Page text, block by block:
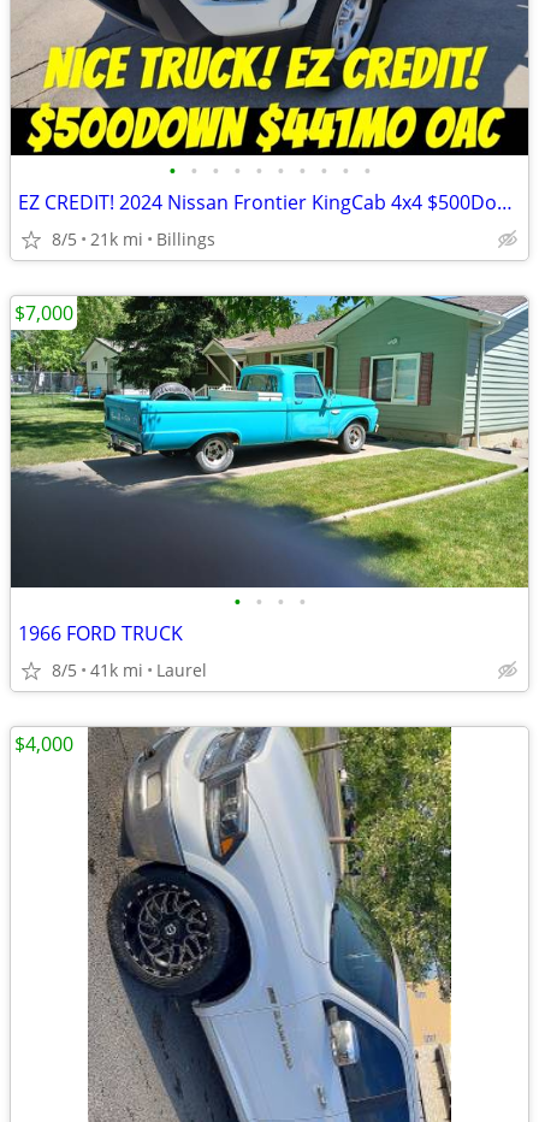
• • • • • • • • • •
EZ CREDIT! 2024 Nissan Frontier KingCab 4x4 $500Down $441/mo OAC
8/5 21k mi Billings
• • • •
1966 FORD TRUCK
8/5 41k mi Laurel
$7,000
$4,000